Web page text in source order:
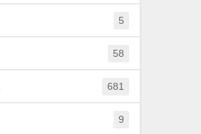
5
58
681
9